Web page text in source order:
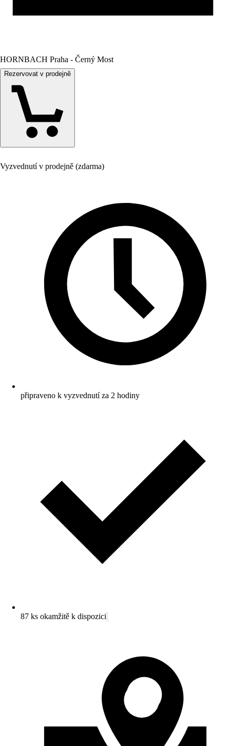
HORNBACH Praha - Černý Most
Rezervovat v prodejně
Vyzvednutí v prodejně (zdarma)
připraveno k vyzvednutí za 2 hodiny
87 ks okamžitě k dispozici